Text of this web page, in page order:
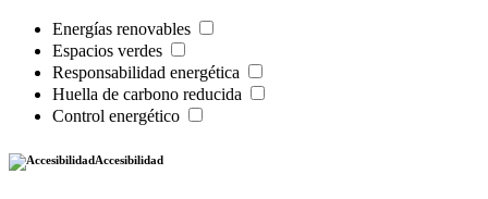
Energías renovables
Espacios verdes
Responsabilidad energética
Huella de carbono reducida
Control energético
Accesibilidad